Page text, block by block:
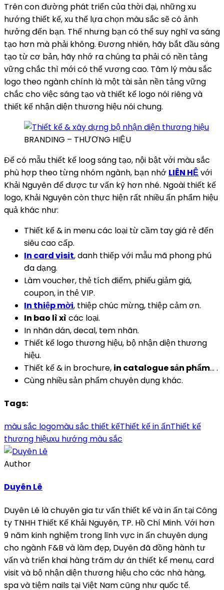
Trên con đường phát triển của thời đại, những xu
hướng thiết kế, xu thế lựa chọn màu sắc sẽ có ảnh
hưởng đến bạn. Thế nhưng bạn có thể suy nghĩ va sáng
tạo hơn mà phải không. Đương nhiên, hãy bắt đầu sáng
tạo từ cơ bản, hãy nhớ ra chúng ta phải có nền tảng
vững chắc thì mới có thể vương cao. Tâm lý màu sắc
logo theo ngành chính là một tài sản nền tảng vững
chắc cho việc sáng tạo và thiết kế logo nói riêng và
thiết kế nhận diện thương hiệu nói chung.
BRANDING – THƯƠNG HIỆU
Để có mẫu thiết kế loog sáng tạo, nội bật với màu sắc
phù hợp theo từng nhóm ngành, bạn nhớ LIÊN HỆ với
Khải Nguyên để được tư vấn kỹ hơn nhé. Ngoài thiết kế
logo, Khải Nguyên còn thực hiện rất nhiều ấn phẩm hiệu
quả khác như:
Thiết kế & in menu các loại từ cầm tay giá rẻ đến
siêu cao cấp.
In card visit, danh thiếp với mẫu mã phong phú
đa dạng.
Làm voucher, thẻ tích điểm, phiếu giảm giá,
coupon, in thẻ VIP.
In thiệp mời, thiệp chúc mừng, thiệp cảm ơn.
In bao lì xì các loại.
In nhãn dán, decal, tem nhãn.
Thiết kế logo thương hiệu, bộ nhận diện thương
hiệu.
Thiết kế & in brochure, in catalogue sản phẩm… .
Cùng nhiều sản phẩm chuyên dụng khác.
Tags:
màu sắc logomàu sắc thiết kếThiết kế in ấnThiết kế
thương hiệuxu hướng màu sắc
Author
Duyên Lê
Duyên Lê là chuyên gia tư vấn thiết kế và in ấn tại Công
ty TNHH Thiết Kế Khải Nguyên, TP. Hồ Chí Minh. Với hơn
9 năm kinh nghiệm trong lĩnh vực in ấn chuyên dụng
cho ngành F&B và làm đẹp, Duyên đã đồng hành tư
vấn và triển khai hàng trăm dự án thiết kế menu, card
visit và bộ nhận diện thương hiệu cho các nhà hàng,
spa và tiệm nails tại Việt Nam cũng như quốc tế.